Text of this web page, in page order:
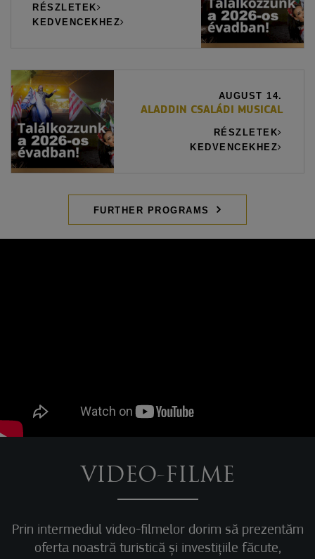
RÉSZLETEK
KEDVENCEKHEZ
AUGUST 14.
ALADDIN CSALÁDI MUSICAL
RÉSZLETEK
KEDVENCEKHEZ
FURTHER PROGRAMS
VIDEO-FILME
Prin intermediul video-filmelor dorim să prezentăm
oferta noastră turistică și investițiile făcute,